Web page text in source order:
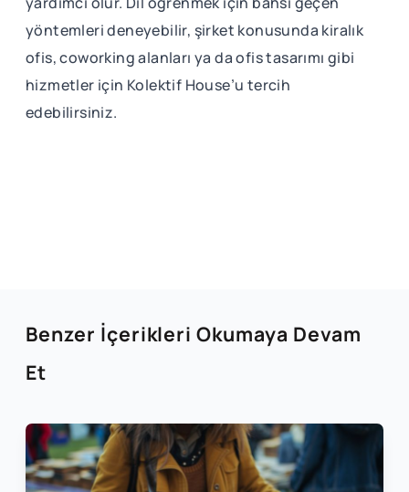
yöntemleri deneyebilir, şirket konusunda kiralık
ofis, coworking alanları ya da ofis tasarımı gibi
hizmetler için Kolektif House’u tercih
edebilirsiniz.
Benzer İçerikleri Okumaya Devam
Et